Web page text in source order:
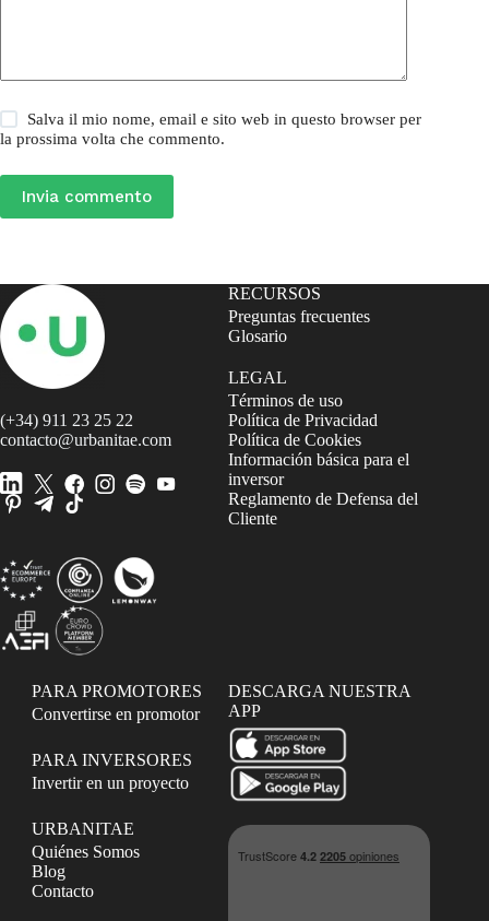
Salva il mio nome, email e sito web in questo browser per
la prossima volta che commento.
Invia commento
(+34) 911 23 25 22
contacto@urbanitae.com
RECURSOS
Preguntas frecuentes
Glosario
LEGAL
Términos de uso
Política de Privacidad
Política de Cookies
Información básica para el
inversor
Reglamento de Defensa del
Cliente
PARA PROMOTORES
Convertirse en promotor
PARA INVERSORES
Invertir en un proyecto
URBANITAE
Quiénes Somos
Blog
Contacto
DESCARGA NUESTRA
APP